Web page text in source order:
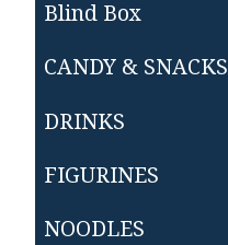
Blind Box
CANDY & SNACKS
DRINKS
FIGURINES
NOODLES